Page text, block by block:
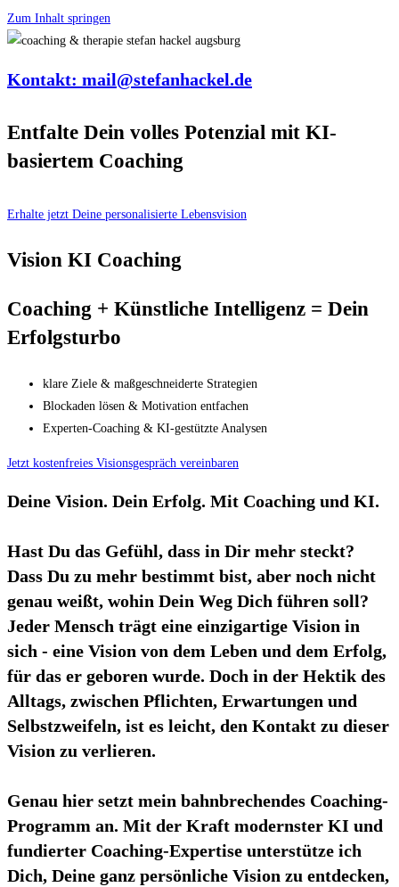
Zum Inhalt springen
Kontakt: mail@stefanhackel.de
Entfalte Dein volles Potenzial mit KI-
basiertem Coaching
Erhalte jetzt Deine personalisierte Lebensvision
Vision KI Coaching
Coaching + Künstliche Intelligenz = Dein
Erfolgsturbo
klare Ziele & maßgeschneiderte Strategien
Blockaden lösen & Motivation entfachen
Experten-Coaching & KI-gestützte Analysen
Jetzt kostenfreies Visionsgespräch vereinbaren
Deine Vision. Dein Erfolg. Mit Coaching und KI.
Hast Du das Gefühl, dass in Dir mehr steckt?
Dass Du zu mehr bestimmt bist, aber noch nicht
genau weißt, wohin Dein Weg Dich führen soll?
Jeder Mensch trägt eine einzigartige Vision in
sich - eine Vision von dem Leben und dem Erfolg,
für das er geboren wurde. Doch in der Hektik des
Alltags, zwischen Pflichten, Erwartungen und
Selbstzweifeln, ist es leicht, den Kontakt zu dieser
Vision zu verlieren.
Genau hier setzt mein bahnbrechendes Coaching-
Programm an. Mit der Kraft modernster KI und
fundierter Coaching-Expertise unterstütze ich
Dich, Deine ganz persönliche Vision zu entdecken,